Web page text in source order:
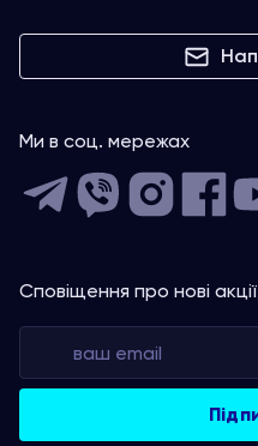
Ми в соц. мережах
Сповіщення про нові